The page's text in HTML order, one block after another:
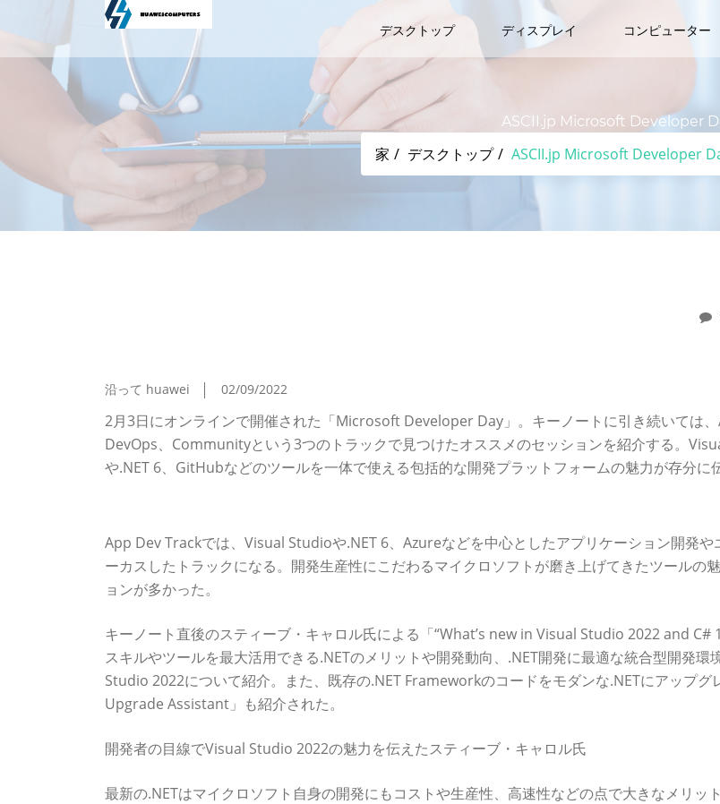
デスクトップ ディスプレイ コンピューター
ASCII.jp Microsoft Developer
家 デスクトップ ASCII.jp Microsoft Developer
沿って huawei 02/09/2022
2月3日にオンラインで開催された「Microsoft Developer Day」。キーノートに引き続いては、
DevOps、Communityという3つのトラックで見つけたオススメのセッションを紹介する。
や.NET 6、GitHubなどのツールを一体で使える包括的な開発プラットフォームの魅力が存分に
App Dev Trackでは、Visual Studioや.NET 6、Azureなどを中心としたアプリケーション開発や
ーカスしたトラックになる。開発生産性にこだわるマイクロソフトが磨き上げてきたツールの
ョンが多かった。
キーノート直後のスティーブ・キャロル氏による「“What’s new in Visual Studio 2022 and C#
スキルやツールを最大活用できる.NETのメリットや開発動向、.NET開発に最適な統合型開発環
Studio 2022について紹介。また、既存の.NET Frameworkのコードをモダンな.NETにアップグ
Upgrade Assistant」も紹介された。
開発者の目線でVisual Studio 2022の魅力を伝えたスティーブ・キャロル氏
最新の.NETはマイクロソフト自身の開発にもコストや生産性、高速性などの点で大きなメリッ